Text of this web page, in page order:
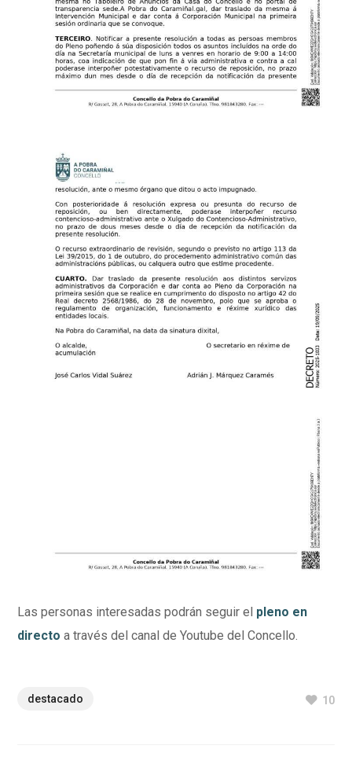
Las personas interesadas podrán seguir el pleno en
directo a través del canal de Youtube del Concello.
destacado 10